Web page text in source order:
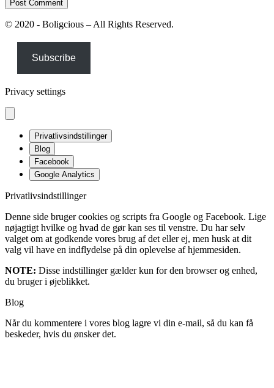
© 2020 - Boligcious – All Rights Reserved.
Subscribe
Privacy settings
Privatlivsindstillinger
Blog
Facebook
Google Analytics
Privatlivsindstillinger
Denne side bruger cookies og scripts fra Google og Facebook. Lige
nøjagtigt hvilke og hvad de gør kan ses til venstre. Du har selv
valget om at godkende vores brug af det eller ej, men husk at dit
valg vil have en indflydelse på din oplevelse af hjemmesiden.
NOTE: Disse indstillinger gælder kun for den browser og enhed,
du bruger i øjeblikket.
Blog
Når du kommentere i vores blog lagre vi din e-mail, så du kan få
beskeder, hvis du ønsker det.